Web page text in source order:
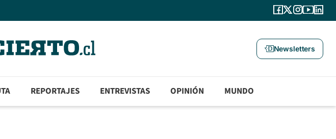
Newsletters
REPORTAJES ENTREVISTAS OPINIÓN MUNDO